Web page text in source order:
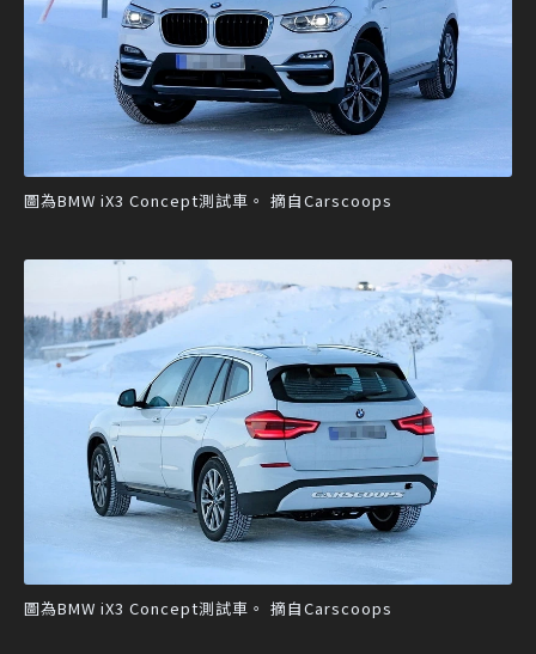
圖為BMW iX3 Concept測試車。 摘自Carscoops
圖為BMW iX3 Concept測試車。 摘自Carscoops